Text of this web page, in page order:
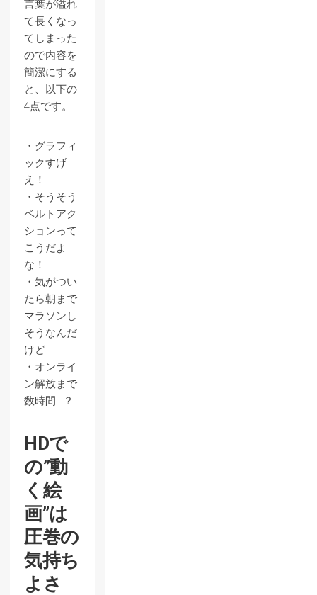
言葉が溢れ
て長くなっ
てしまった
ので内容を
簡潔にする
と、以下の
4点です。
・グラフィ
ックすげ
え！
・そうそう
ベルトアク
ションって
こうだよ
な！
・気がつい
たら朝まで
マラソンし
そうなんだ
けど
・オンライ
ン解放まで
数時間…？
HDで
の”動
く絵
画”は
圧巻の
気持ち
よさ